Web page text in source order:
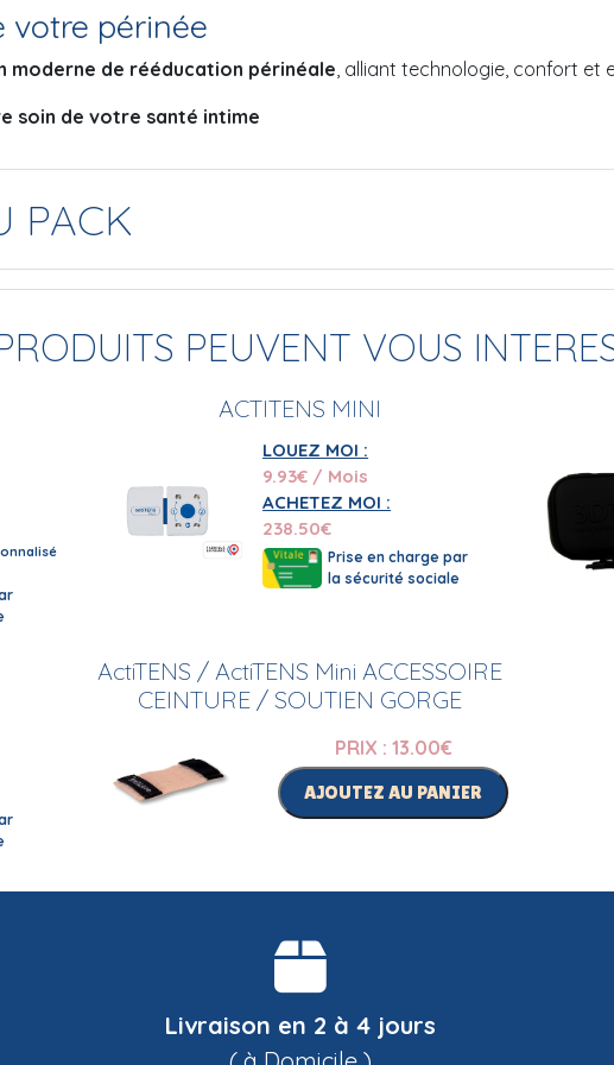
votre périnée
moderne de rééducation périnéale, alliant technologie, confort et
soin de votre santé intime
PACK
PEUVENT VOUS
ACTITENS MINI
LOUEZ MOI :
9.93€ / Mois
ACHETEZ MOI :
238.50€
Prise en charge par
la sécurité sociale
ActiTENS / ActiTENS Mini ACCESSOIRE
CEINTURE / SOUTIEN GORGE
PRIX : 13.00€
AJOUTEZ AU PANIER
Livraison en 2 à 4 jours